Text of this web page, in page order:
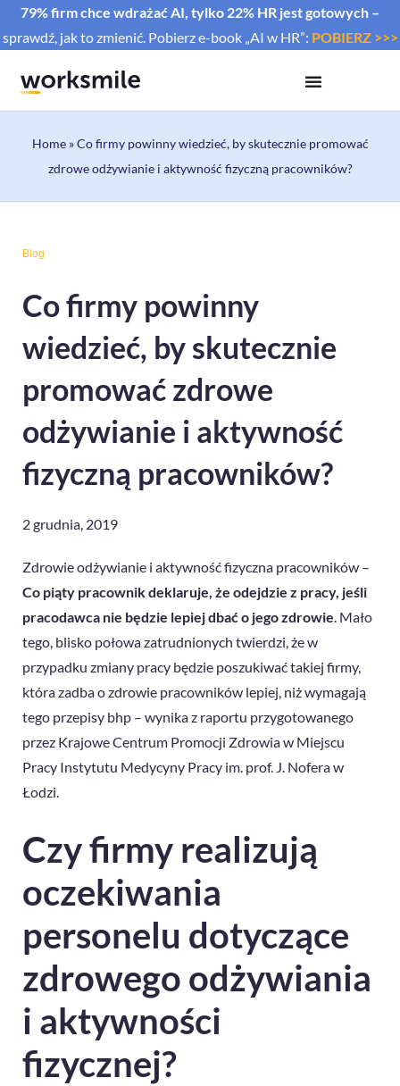
79% firm chce wdrażać AI, tylko 22% HR jest gotowych –
sprawdź, jak to zmienić. Pobierz e-book „AI w HR”: POBIERZ >>>
Home»Co firmy powinny wiedzieć, by skutecznie promować
zdrowe odżywianie i aktywność fizyczną pracowników?
Blog
Co firmy powinny
wiedzieć, by skutecznie
promować zdrowe
odżywianie i aktywność
fizyczną pracowników?
2 grudnia, 2019
Zdrowie odżywianie i aktywność fizyczna pracowników –
Co piąty pracownik deklaruje, że odejdzie z pracy, jeśli
pracodawca nie będzie lepiej dbać o jego zdrowie. Mało
tego, blisko połowa zatrudnionych twierdzi, że w
przypadku zmiany pracy będzie poszukiwać takiej firmy,
która zadba o zdrowie pracowników lepiej, niż wymagają
tego przepisy bhp – wynika z raportu przygotowanego
przez Krajowe Centrum Promocji Zdrowia w Miejscu
Pracy Instytutu Medycyny Pracy im. prof. J. Nofera w
Łodzi.
Czy firmy realizują
oczekiwania
personelu dotyczące
zdrowego odżywiania
i aktywności
fizycznej?